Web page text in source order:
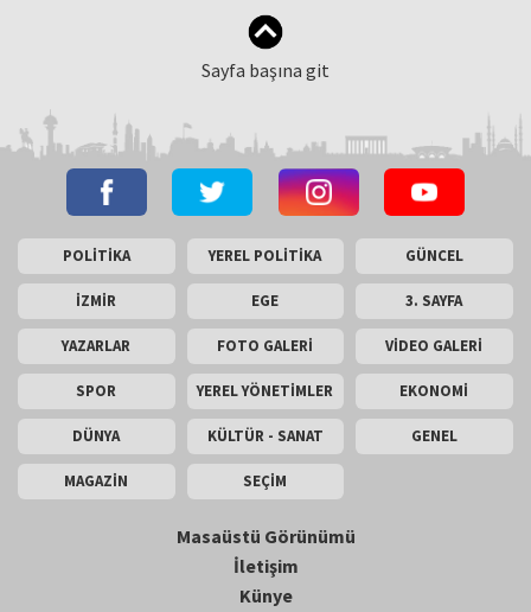
Sayfa başına git
POLİTİKA YEREL POLİTİKA GÜNCEL
İZMİR EGE 3. SAYFA
YAZARLAR FOTO GALERİ VİDEO GALERİ
SPOR YEREL YÖNETİMLER EKONOMİ
DÜNYA KÜLTÜR - SANAT GENEL
MAGAZİN SEÇİM
Masaüstü Görünümü
İletişim
Künye